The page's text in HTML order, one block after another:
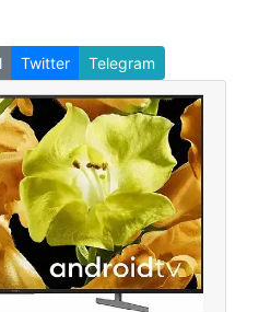
Twitter Telegram